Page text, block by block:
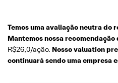
Temos uma avaliação neutra do
Mantemos nossa recomendação
R$26,0/ação. Nosso valuation
continuará sendo uma empresa